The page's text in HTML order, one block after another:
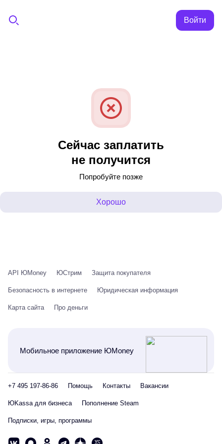
Войти
Сейчас заплатить
не получится
Попробуйте позже
Хорошо
API ЮMoney ЮСтрим Защита покупателя
Безопасность в интернете Юридическая информация
Карта сайта Про деньги
Мобильное приложение ЮMoney
+7 495 197-86-86 Помощь Контакты Вакансии
ЮKassa для бизнеса Пополнение Steam
Подписки, игры, программы